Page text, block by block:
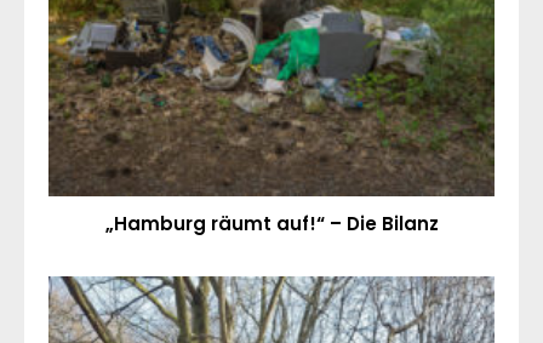
„Hamburg räumt auf!“ – Die Bilanz